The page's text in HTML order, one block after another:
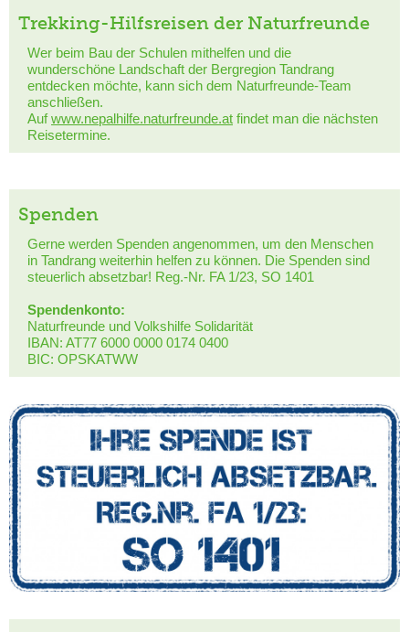
Trekking-Hilfsreisen der Naturfreunde
Wer beim Bau der Schulen mithelfen und die
wunderschöne Landschaft der Bergregion Tandrang
entdecken möchte, kann sich dem Naturfreunde-Team
anschließen.
Aufwww.nepalhilfe.naturfreunde.at findet man die nächsten
Reisetermine.
Spenden
Gerne werden Spenden angenommen, um den Menschen
in Tandrang weiterhin helfen zu können. Die Spenden sind
steuerlich absetzbar! Reg.-Nr. FA 1/23, SO 1401
Spendenkonto:
Naturfreunde und Volkshilfe Solidarität
IBAN: AT77 6000 0000 0174 0400
BIC: OPSKATWW